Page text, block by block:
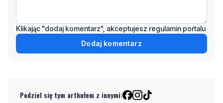
Klikając "dodaj komentarz", akceptujesz regulamin portalu
Dodaj komentarz
Podziel się tym artkułem z innymi: